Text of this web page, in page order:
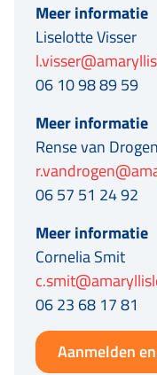
Meer informatie
Liselotte Visser
06 10 98 89 59
Meer informatie
Rense van Drogen
06 57 51 24 92
Meer informatie
Cornelia Smit
06 23 68 17 81
Aanmelden